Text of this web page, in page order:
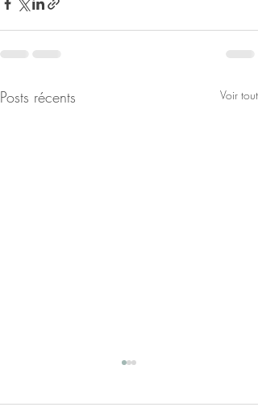
Posts récents Voir tout